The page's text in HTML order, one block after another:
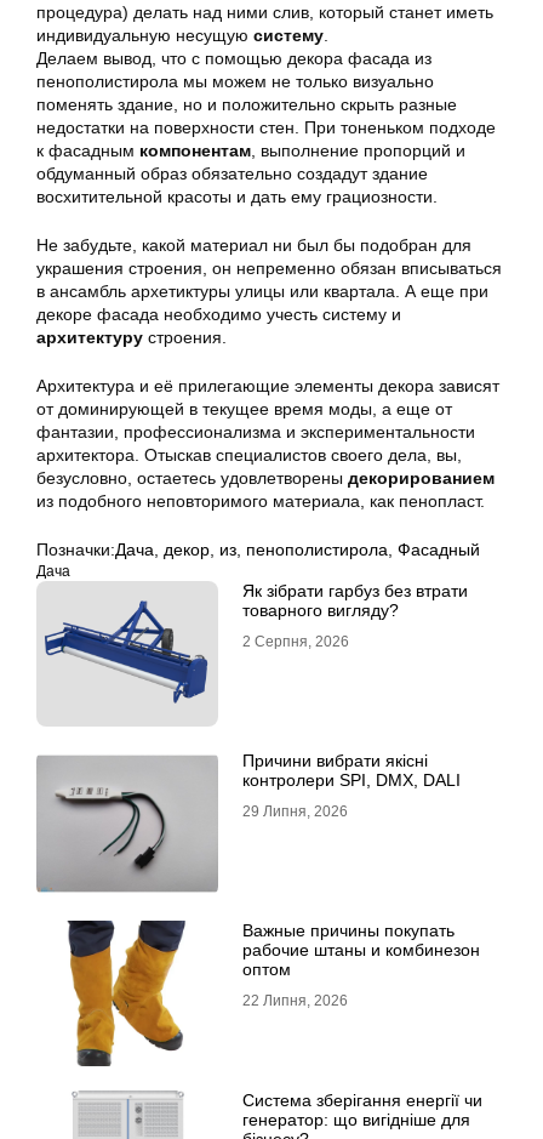
процедура) делать над ними слив, который станет иметь
индивидуальную несущую систему
Делаем вывод, что с помощью декора фасада из
пенополистирола мы можем не только визуально
поменять здание, но и положительно скрыть разные
недостатки на поверхности стен. При тоненьком подходе
к фасадным компонентам , выполнение пропорций и
обдуманный образ обязательно создадут здание
восхитительной красоты и дать ему грациозности.
Не забудьте, какой материал ни был бы подобран для
украшения строения, он непременно обязан вписываться
в ансамбль архетиктуры улицы или квартала. А еще при
декоре фасада необходимо учесть систему и
архитектуру строения.
Архитектура и её прилегающие элементы декора зависят
от доминирующей в текущее время моды, а еще от
фантазии, профессионализма и экспериментальности
архитектора. Отыскав специалистов своего дела, вы,
безусловно, остаетесь удовлетворены декорированием
из подобного неповторимого материала, как пенопласт.
Позначки:Дача декор из пенополистирола Фасадный
Дача
Як зібрати гарбуз без втрати
товарного вигляду?
2 Серпня, 2026
Причини вибрати якісні
контролери SPI, DMX, DALI
29 Липня, 2026
Важные причины покупать
рабочие штаны и комбинезон
оптом
22 Липня, 2026
Система зберігання енергії чи
генератор: що вигідніше для